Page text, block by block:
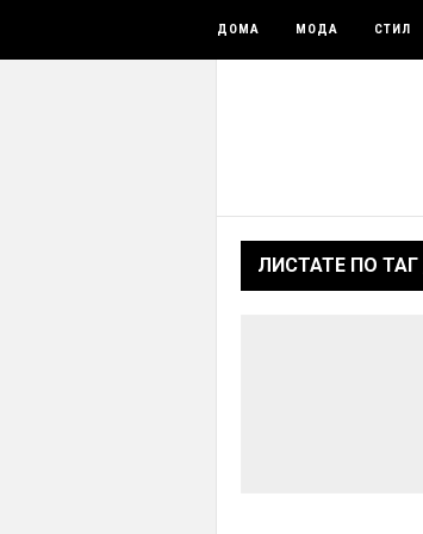
ДОМА МОДА СТИЛ
ЛИСТАТЕ ПО ТАГ